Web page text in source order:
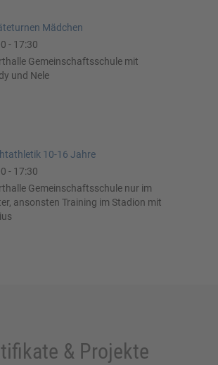
Mädchen
- 17:30
Gemeinschaftsschule mit
und Nele
10-16 Jahre
- 17:30
Gemeinschaftsschule nur im
ansonsten Training im Stadion mit
& Projekte